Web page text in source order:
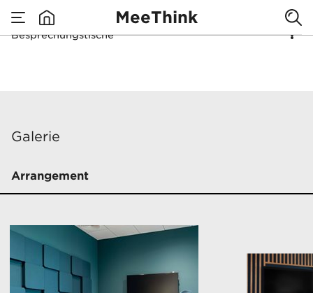
MeeThink
Besprechungstische
Tische, die sich
Galerie
Arrangement